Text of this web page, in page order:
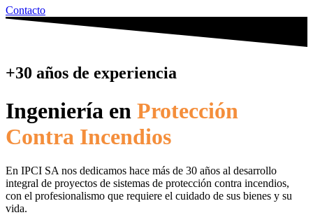
Contacto
+30 años de experiencia
Ingeniería en Protección
Contra Incendios
En IPCI SA nos dedicamos hace más de 30 años al desarrollo
integral de proyectos de sistemas de protección contra incendios,
con el profesionalismo que requiere el cuidado de sus bienes y su
vida.